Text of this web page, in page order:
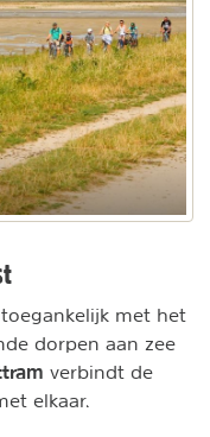
met het
dorpen aan zee
verbindt de
elkaar.